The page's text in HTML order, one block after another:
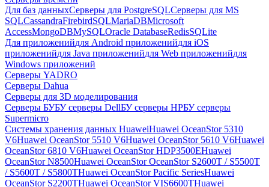
Для баз данныхСерверы для PostgreSQLСерверы для MS
SQLCassandraFirebirdSQLMariaDBMicrosoft
AccessMongoDBMySQLOracle DatabaseRedisSQLite
Для приложенийдля Android приложенийдля iOS
приложенийдля Java приложенийдля Web приложенийдля
Windows приложений
Серверы YADRO
Серверы Dahua
Серверы для 3D моделирования
Серверы БУБУ серверы DellБУ серверы HPБУ серверы
Supermicro
Системы хранения данных HuaweiHuawei OceanStor 5310
V6Huawei OceanStor 5510 V6Huawei OceanStor 5610 V6Huawei
OceanStor 6810 V6Huawei OceanStor HDP3500EHuawei
OceanStor N8500Huawei OceanStor OceanStor S2600T / S5500T
/ S5600T / S5800THuawei OceanStor Pacific SeriesHuawei
OceanStor S2200THuawei OceanStor VIS6600THuawei